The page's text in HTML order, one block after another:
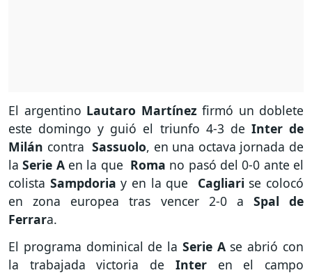
El argentino Lautaro Martínez firmó un doblete
este domingo y guió el triunfo 4-3 de Inter de
Milán contra Sassuolo, en una octava jornada de
laSerie Aen la que Roma no pasó del 0-0 ante el
colista Sampdoria y en la que Cagliari se colocó
en zona europea tras vencer 2-0 a Spal de
Ferrara.
El programa dominical de la Serie Ase abrió con
la trabajada victoria de Inter en el campo